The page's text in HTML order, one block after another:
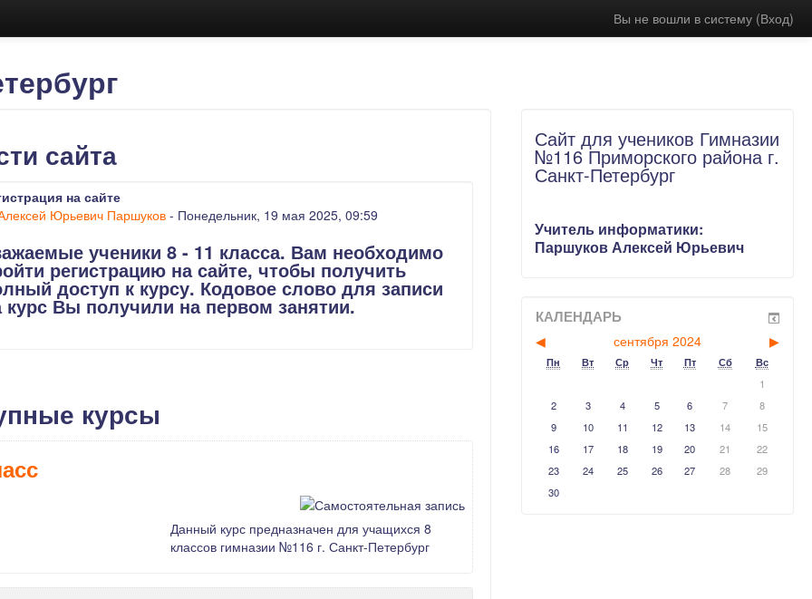
Вы не вошли в систему (Вход)
сайта
на сайте
Юрьевич Паршуков- Понедельник, 19 мая 2025, 09:59
ученики 8 - 11 класса. Вам необходимо
регистрацию на сайте, чтобы получить
доступ к курсу. Кодовое слово для записи
курс Вы получили на первом занятии.
курсы
Данный курс предназначен для учащихся 8
классов гимназии №116 г. Санкт-Петербург
Сайт для учеников Гимназии
№116 Приморского района г.
Санкт-Петербург
Учитель информатики:
Паршуков Алексей Юрьевич
КАЛЕНДАРЬ
◀ сентября 2024 ▶
Пн Вт Ср Чт Пт Сб
Вс
1
2
3 4 5 6 7
8
9
10 11 12 13 14
15
16
17 18 19 20 21
22
23
24 25 26 27 28
29
30